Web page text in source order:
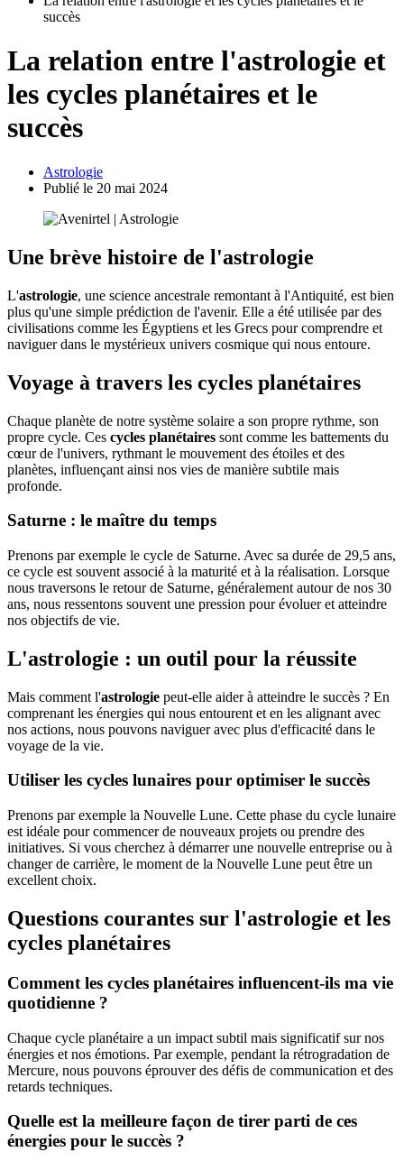
succès
La relation entre l'astrologie et
les cycles planétaires et le
succès
Astrologie
Publié le 20 mai 2024
Une brève histoire de l'astrologie
L'astrologie, une science ancestrale remontant à l'Antiquité, est bien
plus qu'une simple prédiction de l'avenir. Elle a été utilisée par des
civilisations comme les Égyptiens et les Grecs pour comprendre et
naviguer dans le mystérieux univers cosmique qui nous entoure.
Voyage à travers les cycles planétaires
Chaque planète de notre système solaire a son propre rythme, son
propre cycle. Ces cycles planétaires sont comme les battements du
cœur de l'univers, rythmant le mouvement des étoiles et des
planètes, influençant ainsi nos vies de manière subtile mais
profonde.
Saturne : le maître du temps
Prenons par exemple le cycle de Saturne. Avec sa durée de 29,5 ans,
ce cycle est souvent associé à la maturité et à la réalisation. Lorsque
nous traversons le retour de Saturne, généralement autour de nos 30
ans, nous ressentons souvent une pression pour évoluer et atteindre
nos objectifs de vie.
L'astrologie : un outil pour la réussite
Mais comment l'astrologie peut-elle aider à atteindre le succès ? En
comprenant les énergies qui nous entourent et en les alignant avec
nos actions, nous pouvons naviguer avec plus d'efficacité dans le
voyage de la vie.
Utiliser les cycles lunaires pour optimiser le succès
Prenons par exemple la Nouvelle Lune. Cette phase du cycle lunaire
est idéale pour commencer de nouveaux projets ou prendre des
initiatives. Si vous cherchez à démarrer une nouvelle entreprise ou à
changer de carrière, le moment de la Nouvelle Lune peut être un
excellent choix.
Questions courantes sur l'astrologie et les
cycles planétaires
Comment les cycles planétaires influencent-ils ma vie
quotidienne ?
Chaque cycle planétaire a un impact subtil mais significatif sur nos
énergies et nos émotions. Par exemple, pendant la rétrogradation de
Mercure, nous pouvons éprouver des défis de communication et des
retards techniques.
Quelle est la meilleure façon de tirer parti de ces
énergies pour le succès ?